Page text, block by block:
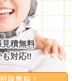
積無料
対応!!